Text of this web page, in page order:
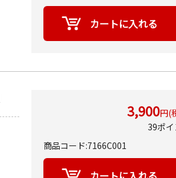
3,900円(
39ポイ
商品コード:7166C001